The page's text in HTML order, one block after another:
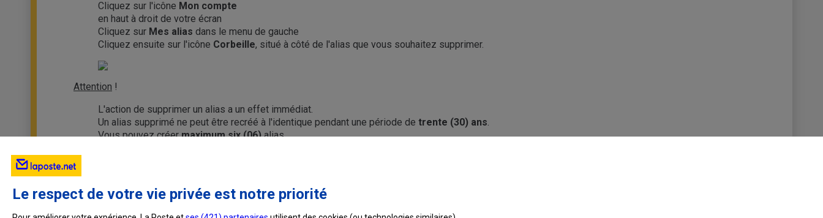
Cliquez sur l'icône Mon compte
en haut à droit de votre écran
Cliquez sur Mes alias dans le menu de gauche
Cliquez ensuite sur l'icône Corbeille, situé à côté de l'alias que vous souhaitez supprimer.
Attention !
L'action de supprimer un alias a un effet immédiat.
Un alias supprimé ne peut être recréé à l'identique pendant une période de trente (30) ans.
Vous pouvez créermaximum six (06)alias.
Le respect de votre vie privée est notre priorité